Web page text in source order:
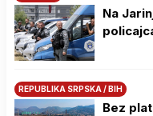
Na
REPUBLIKA SRPSKA / BIH
Bez